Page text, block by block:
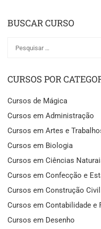
BUSCAR CURSO
CURSOS POR
Cursos de Mágica
Cursos em Administração
Cursos em Artes e
Cursos em Biologia
Cursos em Ciências
Cursos em Confecção e
Cursos em Construção Civil
Cursos em Contabilidade e
Cursos em Desenho